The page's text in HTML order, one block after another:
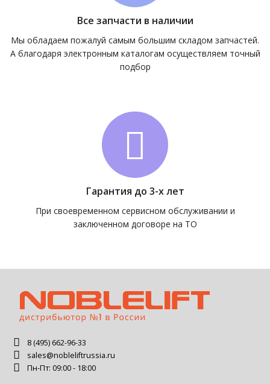
Все запчасти в наличии
Мы обладаем пожалуй самым большим складом запчастей.
А благодаря электронным каталогам осуществляем точный
подбор
Гарантия до 3-х лет
При своевременном сервисном обслуживании и
заключенном договоре на ТО
8 (495) 662-96-33
sales@nobleliftrussia.ru
Пн-Пт: 09:00 - 18:00